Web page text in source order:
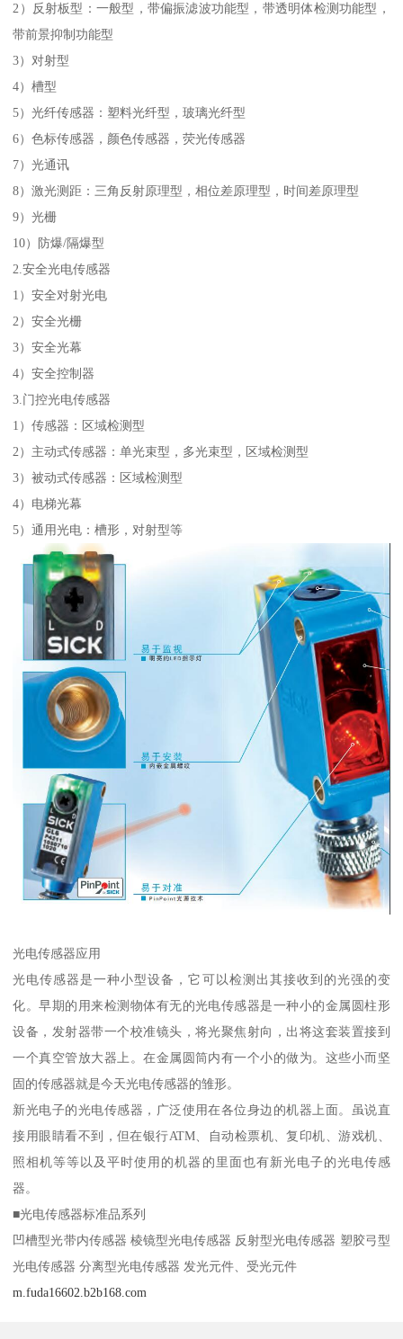
2）反射板型：一般型，带偏振滤波功能型，带透明体检测功能型，
带前景抑制功能型
3）对射型
4）槽型
5）光纤传感器：塑料光纤型，玻璃光纤型
6）色标传感器，颜色传感器，荧光传感器
7）光通讯
8）激光测距：三角反射原理型，相位差原理型，时间差原理型
9）光栅
10）防爆/隔爆型
2.安全光电传感器
1）安全对射光电
2）安全光栅
3）安全光幕
4）安全控制器
3.门控光电传感器
1）传感器：区域检测型
2）主动式传感器：单光束型，多光束型，区域检测型
3）被动式传感器：区域检测型
4）电梯光幕
5）通用光电：槽形，对射型等
光电传感器应用
光电传感器是一种小型设备，它可以检测出其接收到的光强的变
化。早期的用来检测物体有无的光电传感器是一种小的金属圆柱形
设备，发射器带一个校准镜头，将光聚焦射向，出将这套装置接到
一个真空管放大器上。在金属圆筒内有一个小的做为。这些小而坚
固的传感器就是今天光电传感器的雏形。
新光电子的光电传感器，广泛使用在各位身边的机器上面。虽说直
接用眼睛看不到，但在银行ATM、自动检票机、复印机、游戏机、
照相机等等以及平时使用的机器的里面也有新光电子的光电传感
器。
■光电传感器标准品系列
凹槽型光带内传感器 棱镜型光电传感器 反射型光电传感器 塑胶弓型
光电传感器 分离型光电传感器 发光元件、受光元件
m.fuda16602.b2b168.com